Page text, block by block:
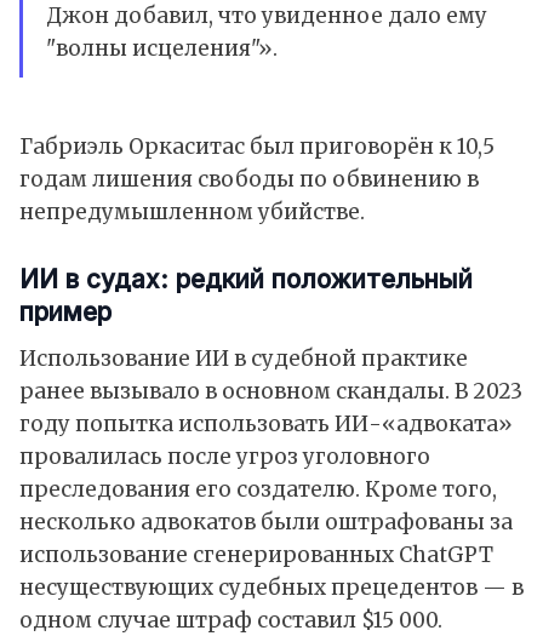
Джон добавил, что увиденное дало ему
"волны исцеления"».
Габриэль Оркаситас был приговорён к 10,5
годам лишения свободы по обвинению в
непредумышленном убийстве.
ИИ в судах: редкий положительный
пример
Использование ИИв судебной практике
ранее вызывало в основном скандалы. В 2023
году попытка использовать ИИ-«адвоката»
провалилась после угроз уголовного
преследования его создателю. Кроме того,
несколько адвокатов были оштрафованы за
использование сгенерированных ChatGPT
несуществующих судебных прецедентов — в
одном случае штраф составил $15 000.